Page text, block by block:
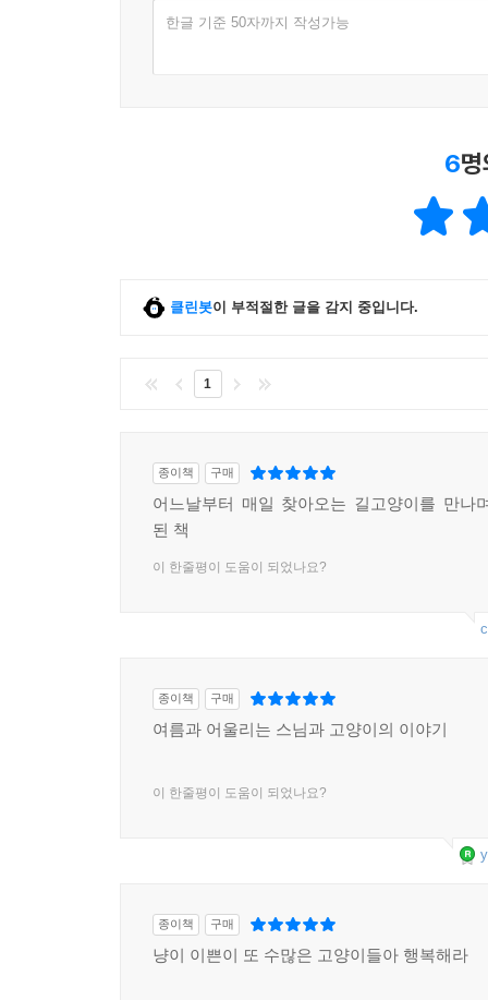
한글 기준 50자까지 작성가능
6
클린봇이 부적절한 글을 감지 중입니다.
1
종이책 구매
어느날부터 매일 찾아오는 길고양이를 만나
된 책
이 한줄평이 도움이 되었나요?
종이책 구매
여름과 어울리는 스님과 고양이의 이야기
이 한줄평이 도움이 되었나요?
종이책 구매
냥이 이쁜이 또 수많은 고양이들아 행복해라